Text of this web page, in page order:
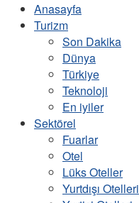
Anasayfa
Turizm
Son Dakika
Dünya
Türkiye
Teknoloji
En iyiler
Sektörel
Fuarlar
Otel
Lüks Oteller
Yurtdışı Otelleri